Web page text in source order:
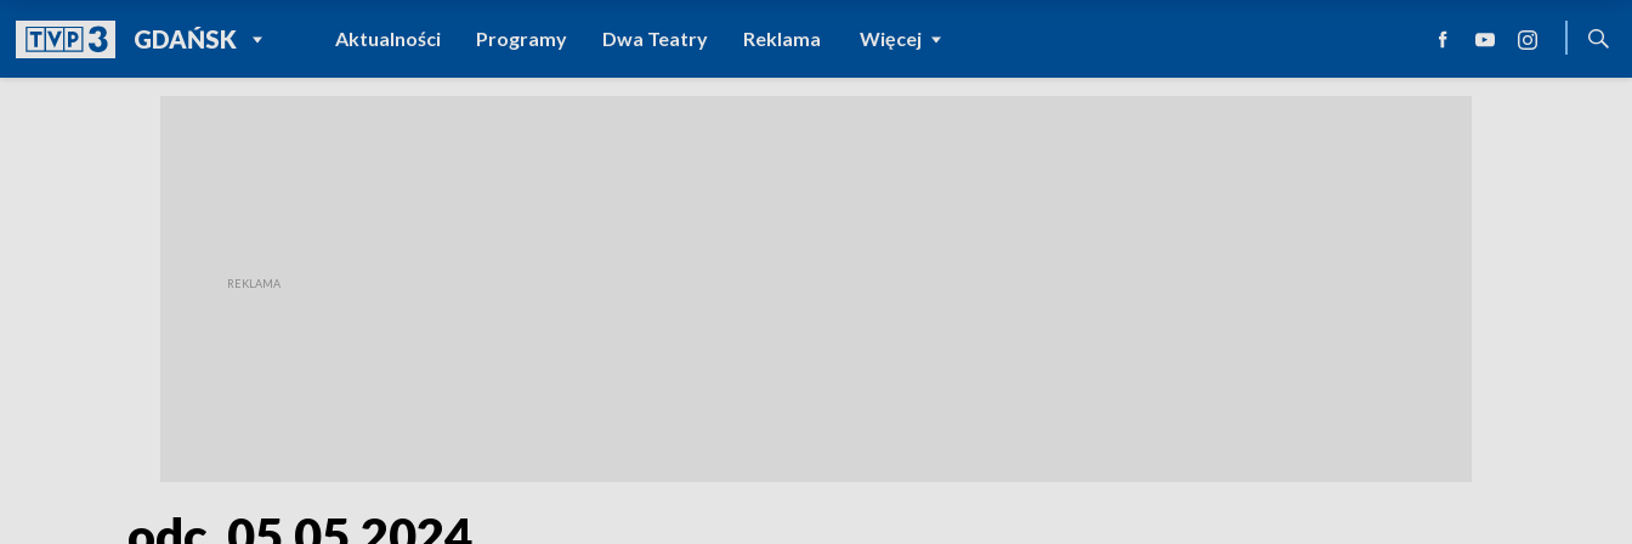
GDAŃSKPOWRÓT DO
TVP REGIONY
Aktualności Programy Dwa Teatry Reklama Więcej